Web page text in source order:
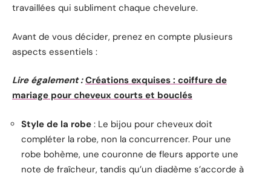
travaillées qui subliment chaque chevelure.
Avant de vous décider, prenez en compte plusieurs
aspects essentiels :
Lire également : Créations exquises : coiffure de
mariage pour cheveux courts et bouclés
Style de la robe : Le bijou pour cheveux doit
compléter la robe, non la concurrencer. Pour une
robe bohème, une couronne de fleurs apporte une
note de fraîcheur, tandis qu’un diadème s’accorde à